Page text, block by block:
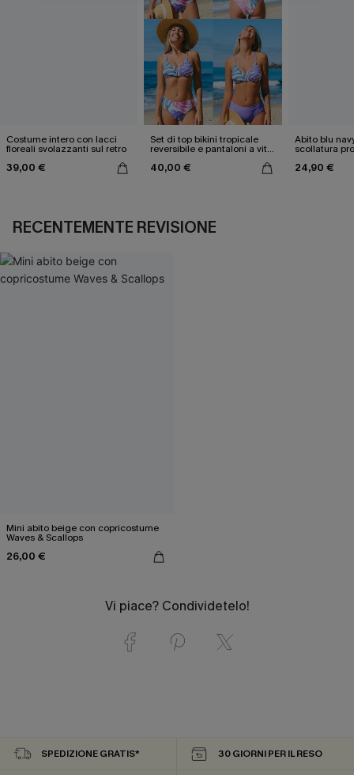
Costume intero con lacci
floreali svolazzanti sul retro
39,00 €
Set di top bikini tropicale
reversibile e pantaloni a vita
40,00 €
Abito blu
scollatura
24,90 €
RECENTEMENTE REVISIONE
Mini abito beige con copricostume
Waves & Scallops
26,00 €
Vi piace? Condividetelo!
SPEDIZIONE GRATIS* 30 GIORNI PER IL RESO